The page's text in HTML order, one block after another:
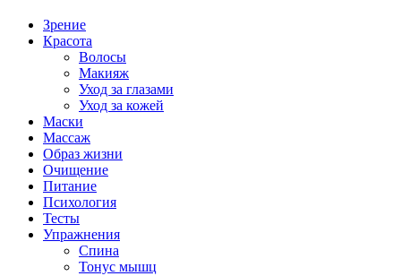
Зрение
Красота
Волосы
Макияж
Уход за глазами
Уход за кожей
Маски
Массаж
Образ жизни
Очищение
Питание
Психология
Тесты
Упражнения
Спина
Тонус мышц